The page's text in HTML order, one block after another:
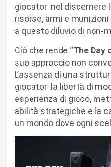
giocatori nel discernere
risorse, armi e
a questo diluvio di non-
Ciò che rende “The Day
suo approccio non
L’assenza di una
giocatori la libertà di
esperienza di gioco,
abilità strategiche e la
un mondo dove ogni